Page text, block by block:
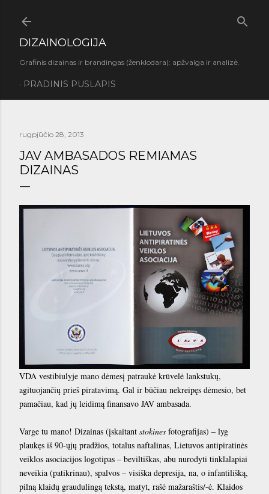
DIZAINOLOGIJA
Grafinis dizainas ir brandingas (ženklodara): apžvalga ir analizė.
PRADINIS PUSLAPIS
rugpjūčio 28, 2013
JAV AMBASADOS REMIAMAS
DIZAINAS
VDA vestibiulyje mano dėmesį patraukė krūvelė lankstukų,
agituojančių prieš piratavimą. Gal ir būčiau nekreipęs dėmesio, bet
pamačiau, kad jų leidimą finansavo JAV ambasada.
Varge tu mano! Dizainas (įskaitant stokines fotografijas) – lyg
plaukęs iš 90-ųjų pradžios, totalus naftalinas, Lietuvos antipiratinės
veiklos asociacijos logotipas – beviltiškas, abu nurodyti tinklalapiai
neveikia (patikrinau), spalvos – visiška depresija, na, o infantilišką,
pilną klaidų graudulingą tekstą, matyt, rašė mažaraštis/-ė. Klaidos